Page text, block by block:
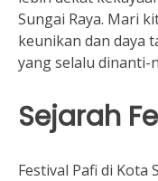
Sungai Raya. Mari
keunikan dan daya
yang selalu dinanti-
Sejarah
Festival Pafi di Kota